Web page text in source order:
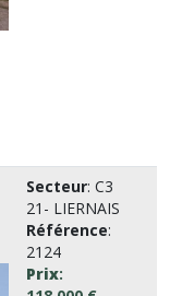
Secteur: C3
21- LIERNAIS
Référence:
2124
Prix: